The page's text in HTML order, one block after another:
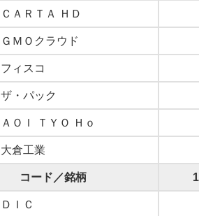
ＣＡＲＴＡ ＨＤ
ＧＭＯクラウド
フィスコ
ザ・パック
ＡＯＩ ＴＹＯ Ｈｏ
大倉工業
コード／銘柄
ＤＩＣ